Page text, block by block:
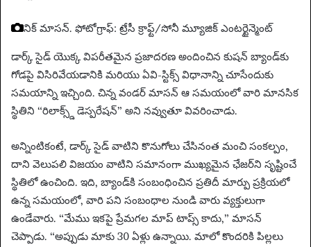
నిక్ మాసన్. ఫోటోగ్రాఫ్: ట్రేసీ క్రాఫ్ట్/సోనీ మ్యూజిక్ ఎంటర్టైన్మెంట్
డార్క్ సైడ్ యొక్క విపరీతమైన ప్రజాదరణ అందించిన కుషన్ బ్యాండ్‌కు
గోడపై విసిరివేయడానికి మరియు ఏవి-స్టిక్స్ విధానాన్ని చూసేందుకు
సమయాన్ని ఇచ్చింది. చిన్న వండర్ మాసన్ ఆ సమయంలో వారి మానసిక
స్థితిని “రిలాక్స్డ్ డెస్పరేషన్” అని నవ్వుతూ వివరించాడు.
అన్నింటికంటే, డార్క్ సైడ్ వాటిని కొనుగోలు చేసినంత మంచి సంకల్పం,
దాని వెలుపలి విజయం వాటిని సమానంగా ముఖ్యమైన ఛేజర్‌ని సృష్టించే
స్థితిలో ఉంచింది. ఇది, బ్యాండ్‌కి సంబంధించిన ప్రతిదీ మార్పు ప్రక్రియలో
ఉన్న సమయంలో, వారి పని సంబంధాల నుండి వారు వ్యక్తులుగా
ఉండేవారు. “మేము ఇకపై ప్రేమగల మాప్ టాప్స్ కాదు,” మాసన్
చెప్పాడు. “అప్పుడు మాకు 30 ఏళ్లు ఉన్నాయి. మాలో కొందరికి పిల్లలు